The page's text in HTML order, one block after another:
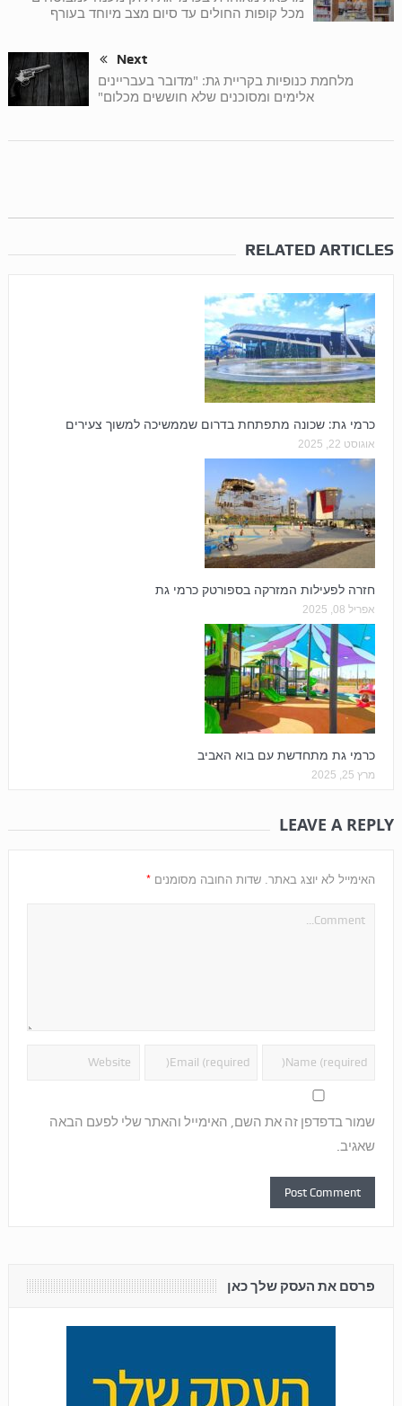
מכל קופות החולים עד סיום מצב מיוחד בעורף
Next
מלחמת כנופיות בקריית גת: "מדובר בעבריינים
אלימים ומסוכנים שלא חוששים מכלום"
RELATED ARTICLES
כרמי גת: שכונה מתפתחת בדרום שממשיכה למשוך צעירים
אוגוסט 22, 2025
חזרה לפעילות המזרקה בספורטק כרמי גת
אפריל 08, 2025
כרמי גת מתחדשת עם בוא האביב
מרץ 25, 2025
LEAVE A REPLY
האימייל לא יוצג באתר. שדות החובה מסומנים *
שמור בדפדפן זה את השם, האימייל והאתר שלי לפעם הבאה
שאגיב.
פרסם את העסק שלך כאן